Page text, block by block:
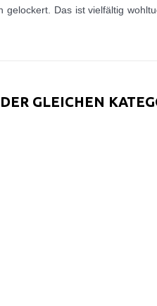
gelockert. Das ist vielfältig
GLEICHEN